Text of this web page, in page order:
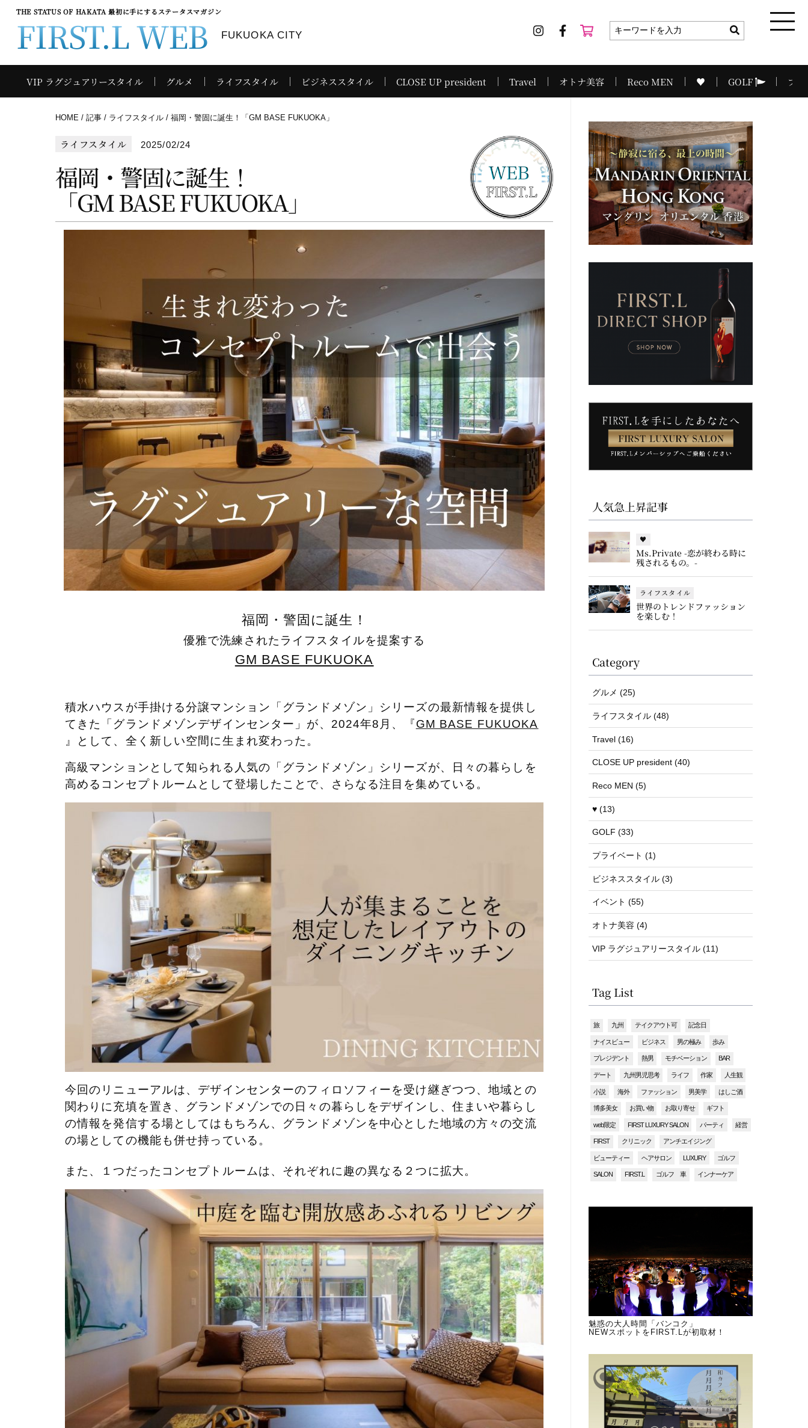
THE STATUS OF HAKATA 最初に手にするステータスマガジン
FIRST.L WEB FUKUOKA CITY
VIP ラグジュアリースタイル グルメ ライフスタイル ビジネススタイル CLOSE UP president Travel オトナ美容 Reco MEN ♥ GOLF プ
HOME 記事 ライフスタイル 福岡・警固に誕生！「GM BASE FUKUOKA」
ライフスタイル 2025/02/24
福岡・警固に誕生！
「GM BASE FUKUOKA」
福岡・警固に誕生！
優雅で洗練されたライフスタイルを提案する
GM BASE FUKUOKA
積水ハウスが手掛ける分譲マンション「グランドメゾン」シリーズの最新情報を提供し
てきた「グランドメゾンデザインセンター」が、2024年8月、『GM BASE FUKUOKA
』として、全く新しい空間に生まれ変わった。
高級マンションとして知られる人気の「グランドメゾン」シリーズが、日々の暮らしを
高めるコンセプトルームとして登場したことで、さらなる注目を集めている。
今回のリニューアルは、デザインセンターのフィロソフィーを受け継ぎつつ、地域との
関わりに充填を置き、グランドメゾンでの日々の暮らしをデザインし、住まいや暮らし
の情報を発信する場としてはもちろん、グランドメゾンを中心とした地域の方々の交流
の場としての機能も併せ持っている。
また、１つだったコンセプトルームは、それぞれに趣の異なる２つに拡大。
人気急上昇記事
♥
Ms.Private -恋が終わる時に
残されるもの。-
ライフスタイル
世界のトレンドファッション
を楽しむ！
Category
グルメ (25)
ライフスタイル (48)
Travel (16)
CLOSE UP president (40)
Reco MEN (5)
♥ (13)
GOLF (33)
プライベート (1)
ビジネススタイル (3)
イベント (55)
オトナ美容 (4)
VIP ラグジュアリースタイル (11)
Tag List
旅 九州 テイクアウト可 記念日
ナイスビュー ビジネス 男の極み 歩み
プレジデント 熱男 モチベーション BAR
デート 九州男児思考 ライフ 作家 人生観
小説 海外 ファッション 男美学 はしご酒
博多美女 お買い物 お取り寄せ ギフト
web限定 FIRST LUXURY SALON パーティ 経営
FIRST クリニック アンチエイジング
ビューティー ヘアサロン LUXURY ゴルフ
SALON FIRST.L ゴルフ 車 インナーケア
魅惑の大人時間「バンコク」
NEWスポットをFIRST.Lが初取材！